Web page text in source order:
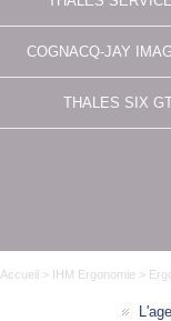
COGNACQ-JAY
THALES SIX
Accueil > IHM Ergonomie >